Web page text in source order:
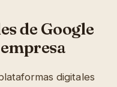
de Google
digitales